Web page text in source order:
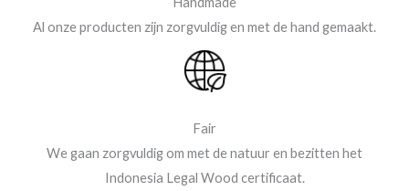
Al onze producten zijn zorgvuldig en met de hand gemaakt.
Fair
We gaan zorgvuldig om met de natuur en bezitten het
Indonesia Legal Wood certificaat.